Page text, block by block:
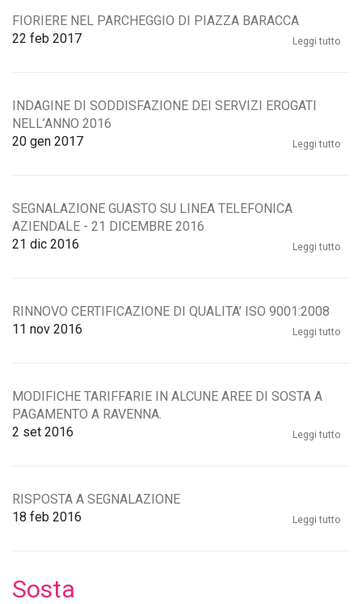
FIORIERE NEL PARCHEGGIO DI PIAZZA BARACCA
22 feb 2017 Leggi tutto
INDAGINE DI SODDISFAZIONE DEI SERVIZI EROGATI
NELL’ANNO 2016
20 gen 2017 Leggi tutto
SEGNALAZIONE GUASTO SU LINEA TELEFONICA
AZIENDALE - 21 DICEMBRE 2016
21 dic 2016 Leggi tutto
RINNOVO CERTIFICAZIONE DI QUALITA’ ISO 9001:2008
11 nov 2016 Leggi tutto
MODIFICHE TARIFFARIE IN ALCUNE AREE DI SOSTA A
PAGAMENTO A RAVENNA.
2 set 2016 Leggi tutto
RISPOSTA A SEGNALAZIONE
18 feb 2016 Leggi tutto
Sosta